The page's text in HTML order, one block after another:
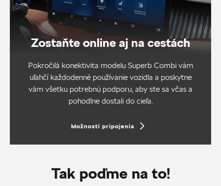
Zostaňte online aj na cestách
Pokročilá konektivita modelu Superb Combi vám
uľahčí každodenné používanie vozidla a poskytne
vám všetku potrebnú podporu, aby ste sa včas a
pohodlne dostali do cieľa.
Možnosti pripojenia
Tak poďme na to!